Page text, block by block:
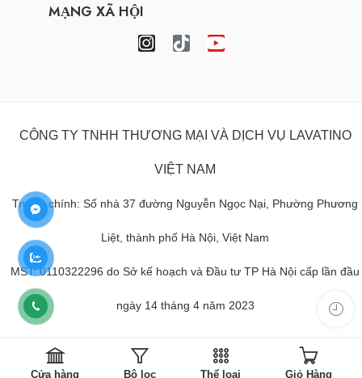
MẠNG XÃ HỘI
CÔNG TY TNHH THƯƠNG MẠI VÀ DỊCH VỤ LAVATINO
VIỆT NAM
Trụ sở chính: Số nhà 37 đường Nguyễn Ngọc Nại, Phường Phương
Liệt, thành phố Hà Nội, Việt Nam
MST: 0110322296 do Sở kế hoạch và Đầu tư TP Hà Nội cấp lần đầu
ngày 14 tháng 4 năm 2023
Cửa hàng Bộ lọc Thể loại Giỏ Hàng